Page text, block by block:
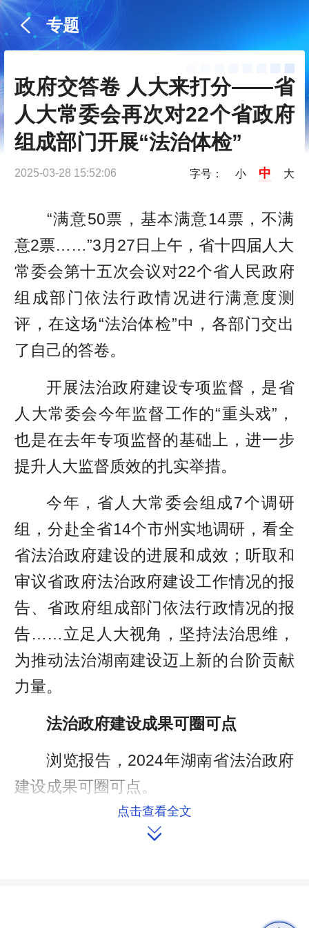
专题
政府交答卷 人大来打分——省
人大常委会再次对22个省政府
组成部门开展“法治体检”
2025-03-28 15:52:06 字号： 小 中 大
“满意50票，基本满意14票，不满
意2票……”3月27日上午，省十四届人大
常委会第十五次会议对22个省人民政府
组成部门依法行政情况进行满意度测
评，在这场“法治体检”中，各部门交出
了自己的答卷。
开展法治政府建设专项监督，是省
人大常委会今年监督工作的“重头戏”，
也是在去年专项监督的基础上，进一步
提升人大监督质效的扎实举措。
今年，省人大常委会组成7个调研
组，分赴全省14个市州实地调研，看全
省法治政府建设的进展和成效；听取和
审议省政府法治政府建设工作情况的报
告、省政府组成部门依法行政情况的报
告……立足人大视角，坚持法治思维，
为推动法治湖南建设迈上新的台阶贡献
力量。
法治政府建设成果可圈可点
浏览报告，2024年湖南省法治政府
建设成果可圈可点。
过去一年，省人民政府出台推进法
点击查看全文
